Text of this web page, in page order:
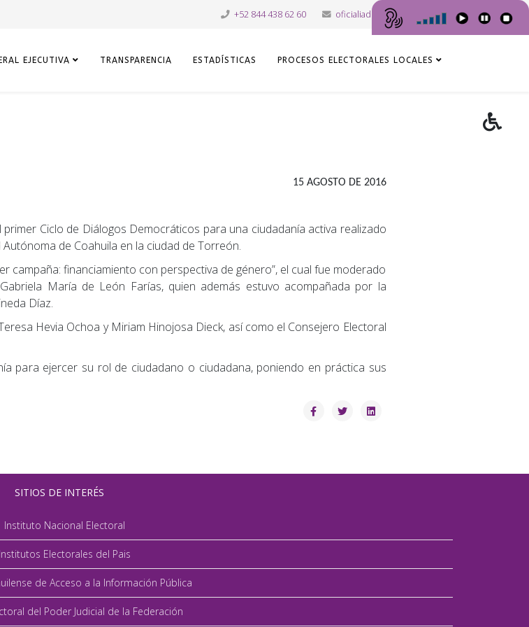
+52 844 438 62 60 oficialiadepartes@iec.org.mx
EJECUTIVA TRANSPARENCIA ESTADÍSTICAS PROCESOS ELECTORALES LOCALES
15 AGOSTO DE 2016
Ciclo de Diálogos Democráticos para una ciudadanía activa realizado
de Coahuila en la ciudad de Torreón.
campaña: financiamiento con perspectiva de género”, el cual fue moderado
María de León Farías, quien además estuvo acompañada por la
Díaz.
Hevia Ochoa y Miriam Hinojosa Dieck, así como el Consejero Electoral
para ejercer su rol de ciudadano o ciudadana, poniendo en práctica sus
SITIOS DE INTERÉS
Instituto Nacional Electoral
Institutos Electorales del Pais
de Acceso a la Información Pública
del Poder Judicial de la Federación